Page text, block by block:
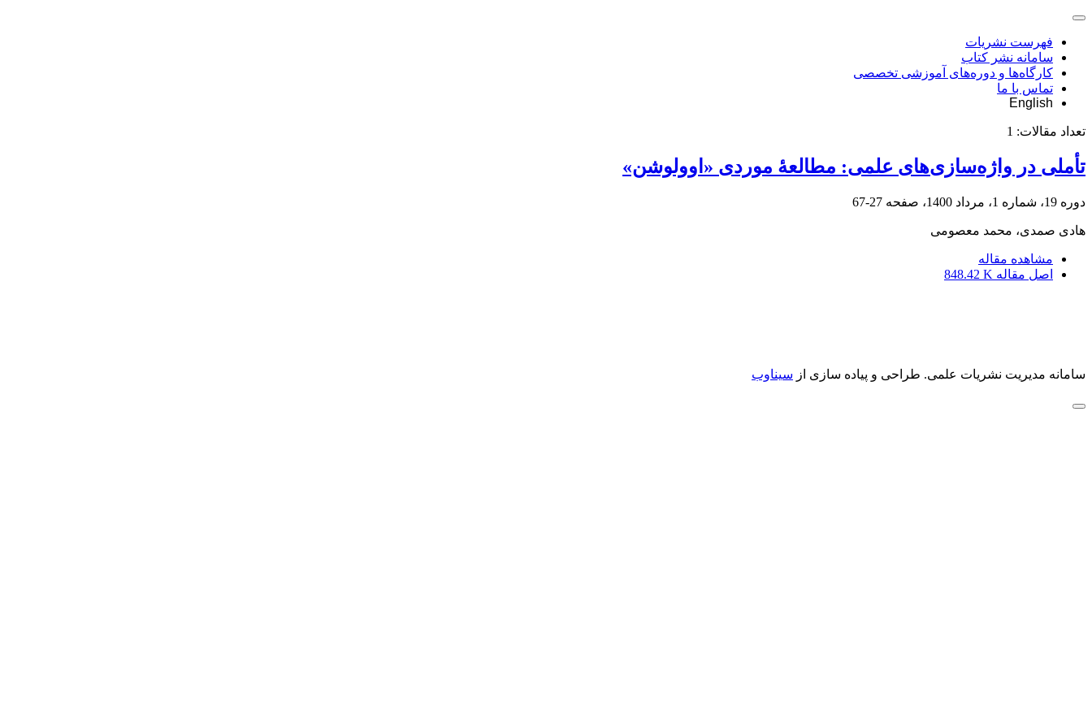
فهرست نشریات
سامانه نشر کتاب
کارگاه‌ها و دوره‌های آموزشی تخصصی
تماس با ما
English
تعداد مقالات: 1
تأملی در واژه‌سازی‌های علمی: مطالعۀ موردی «اوولوشن»
دوره 19، شماره 1، مرداد 1400، صفحه 27-67
هادی صمدی، محمد معصومی
مشاهده مقاله
اصل مقاله 848.42 K
سامانه مدیریت نشریات علمی. طراحی و پیاده سازی از سیناوب